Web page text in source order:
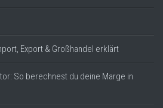
Export & Großhandel erklärt
So berechnest du deine Marge in